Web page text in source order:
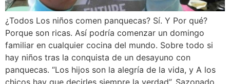
¿Todos Los niños comen panquecas? Sí. Y Por qué?
Porque son ricas. Así podría comenzar un domingo
familiar en cualquier cocina del mundo. Sobre todo si
hay niños tras la conquista de un desayuno con
panquecas. “Los hijos son la alegría de la vida, y A los
chicos hay que decirles siempre la verdad”. Sazonado